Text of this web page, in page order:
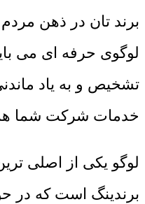
برند تان در ذهن
لوگوی حرفه ای می
تشخیص و به یاد
خدمات شرکت شما
لوگو یکی از اصلی
برندینگ است که در